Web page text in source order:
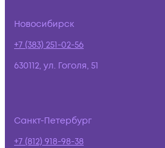
Новосибирск
+7 (383) 251-02-56
630112, ул. Гоголя, 51
Санкт-Петербург
+7 (812) 918-98-38